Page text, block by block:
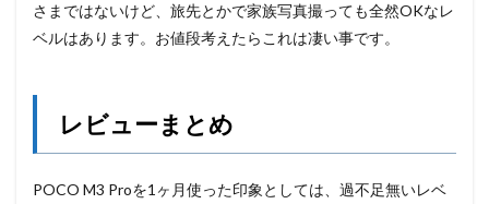
さまではないけど、旅先とかで家族写真撮っても全然OKなレ
ベルはあります。お値段考えたらこれは凄い事です。
レビューまとめ
POCO M3 Proを1ヶ月使った印象としては、過不足無いレベ